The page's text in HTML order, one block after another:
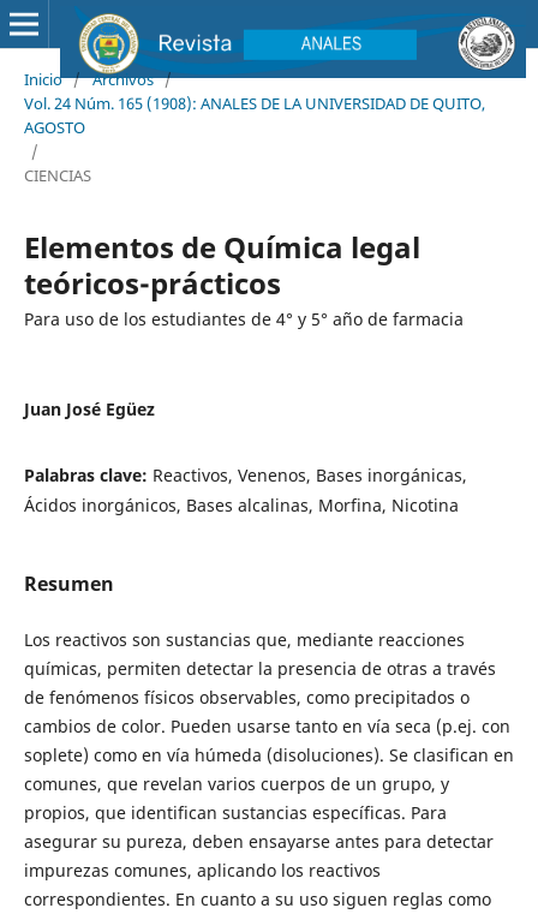
Inicio / Archivos /
Vol. 24 Núm. 165 (1908): ANALES DE LA UNIVERSIDAD DE QUITO,
AGOSTO
/
CIENCIAS
Elementos de Química legal
teóricos-prácticos
Para uso de los estudiantes de 4° y 5° año de farmacia
Juan José Egüez
Palabras clave: Reactivos, Venenos, Bases inorgánicas,
Ácidos inorgánicos, Bases alcalinas, Morfina, Nicotina
Resumen
Los reactivos son sustancias que, mediante reacciones
químicas, permiten detectar la presencia de otras a través
de fenómenos físicos observables, como precipitados o
cambios de color. Pueden usarse tanto en vía seca (p.ej. con
soplete) como en vía húmeda (disoluciones). Se clasifican en
comunes, que revelan varios cuerpos de un grupo, y
propios, que identifican sustancias específicas. Para
asegurar su pureza, deben ensayarse antes para detectar
impurezas comunes, aplicando los reactivos
correspondientes. En cuanto a su uso siguen reglas como